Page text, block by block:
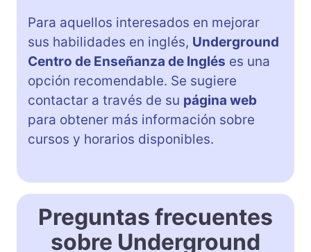
Para aquellos interesados en mejorar
sus habilidades en inglés, Underground
Centro de Enseñanza de Inglés es una
opción recomendable. Se sugiere
contactar a través de su página web
para obtener más información sobre
cursos y horarios disponibles.
Preguntas frecuentes
sobre Underground